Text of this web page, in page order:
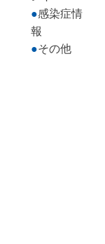
感染症情
報
その他